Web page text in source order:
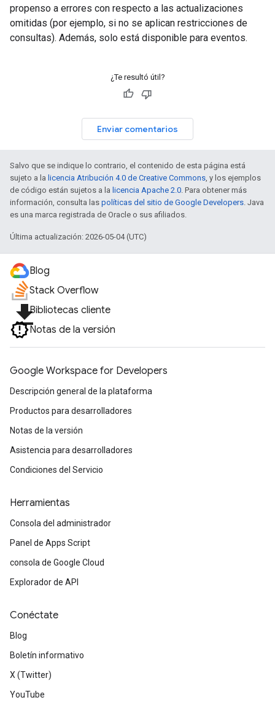
propenso a errores con respecto a las actualizaciones
omitidas (por ejemplo, si no se aplican restricciones de
consultas). Además, solo está disponible para eventos.
¿Te resultó útil?
Enviar comentarios
Salvo que se indique lo contrario, el contenido de esta página está
sujeto a la licencia Atribución 4.0 de Creative Commons, y los ejemplos
de código están sujetos a la licencia Apache 2.0. Para obtener más
información, consulta las políticas del sitio de Google Developers. Java
es una marca registrada de Oracle o sus afiliados.
Última actualización: 2026-05-04 (UTC)
Blog
Stack Overflow
file_downloadBibliotecas cliente
Notas de la versión
Google Workspace for Developers
Descripción general de la plataforma
Productos para desarrolladores
Notas de la versión
Asistencia para desarrolladores
Condiciones del Servicio
Herramientas
Consola del administrador
Panel de Apps Script
consola de Google Cloud
Explorador de API
Conéctate
Blog
Boletín informativo
X (Twitter)
YouTube